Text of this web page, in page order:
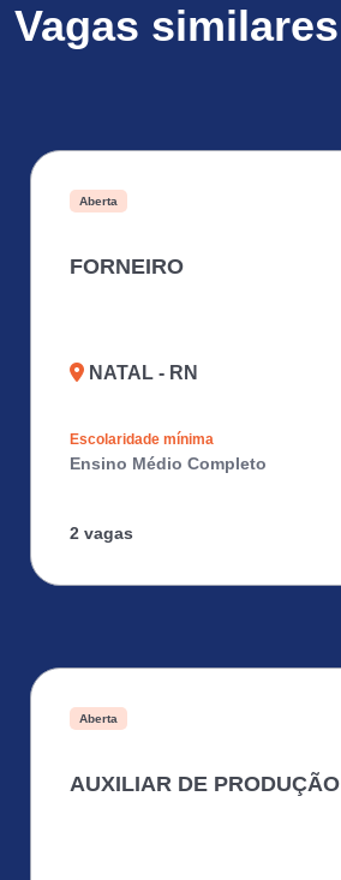
Vagas similares
Aberta
FORNEIRO
NATAL - RN
Escolaridade mínima
Ensino Médio Completo
2 vagas
Aberta
AUXILIAR DE PRODUÇÃO